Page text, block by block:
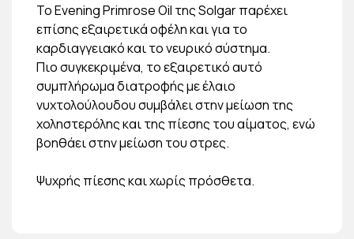
Το Evening Primrose Oil της Solgar παρέχει
επίσης εξαιρετικά οφέλη και για το
καρδιαγγειακό και το νευρικό σύστημα.
Πιο συγκεκριμένα, το εξαιρετικό αυτό
συμπλήρωμα διατροφής με έλαιο
νυχτολούλουδου συμβάλει στην μείωση της
χοληστερόλης και της πίεσης του αίματος, ενώ
βοηθάει στην μείωση του στρες.
Ψυχρής πίεσης και χωρίς πρόσθετα.